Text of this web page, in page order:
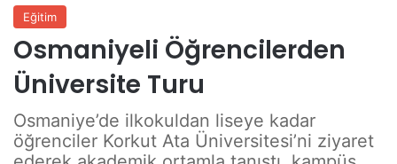
Eğitim
Osmaniyeli Öğrencilerden
Üniversite Turu
Osmaniye’de ilkokuldan liseye kadar
öğrenciler Korkut Ata Üniversitesi’ni ziyaret